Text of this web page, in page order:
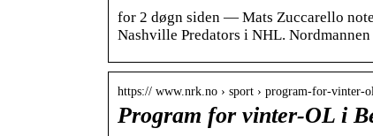
for 2 døgn siden — Mats Zuccarello
Nashville Predators i NHL.
https:// www.nrk.no › sport › program-for-vinter-
Program for vinter-OL i